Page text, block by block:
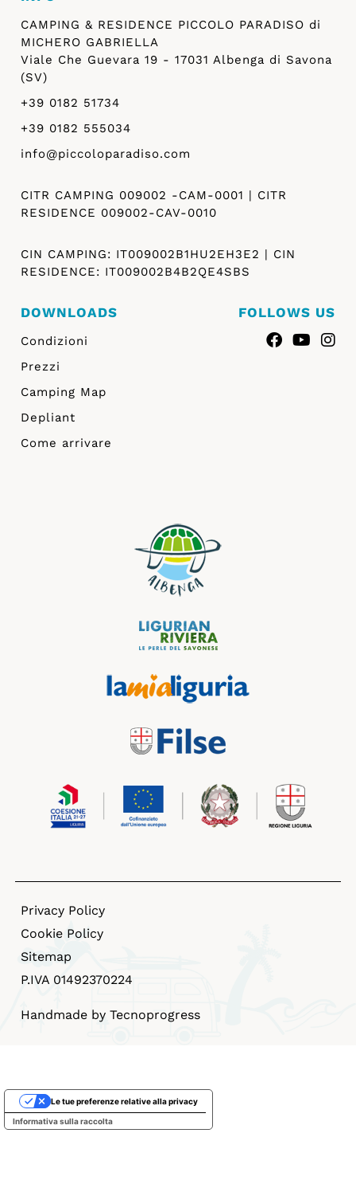
DOWNLOADS
Condizioni
Prezzi
Camping Map
Depliant
Come arrivare
CAMPING & RESIDENCE PICCOLO PARADISO di
MICHERO GABRIELLA
Viale Che Guevara 19 - 17031 Albenga di Savona
(SV)
+39 0182 51734
+39 0182 555034
info@piccoloparadiso.com
CITR CAMPING 009002 -CAM-0001 | CITR
RESIDENCE 009002-CAV-0010
CIN CAMPING: IT009002B1HU2EH3E2 | CIN
RESIDENCE: IT009002B4B2QE4SBS
FOLLOWS US
Privacy Policy
Cookie Policy
Sitemap
P.IVA 01492370224
Handmade by Tecnoprogress
Informativa sulla raccolta
Le tue preferenze relative alla privacy